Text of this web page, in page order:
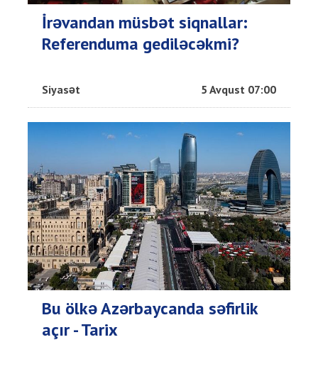
İrəvandan müsbət siqnallar:
Referenduma gediləcəkmi?
Siyasət 5 Avqust 07:00
Bu ölkə Azərbaycanda səfirlik
açır - Tarix